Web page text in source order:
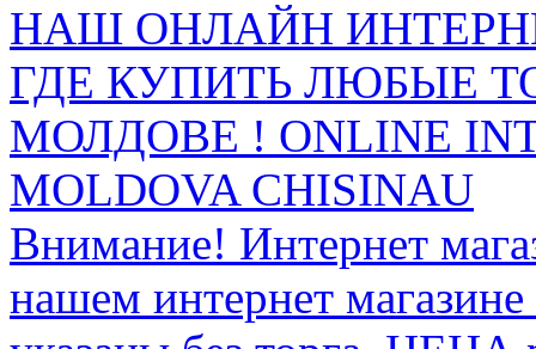
НАШ ОНЛАЙН
ГДЕ КУПИТЬ ЛЮБЫЕ
МОЛДОВЕ ! ONLINE
MOLDOVA CHISINAU
Внимание! Интернет
нашем интернет